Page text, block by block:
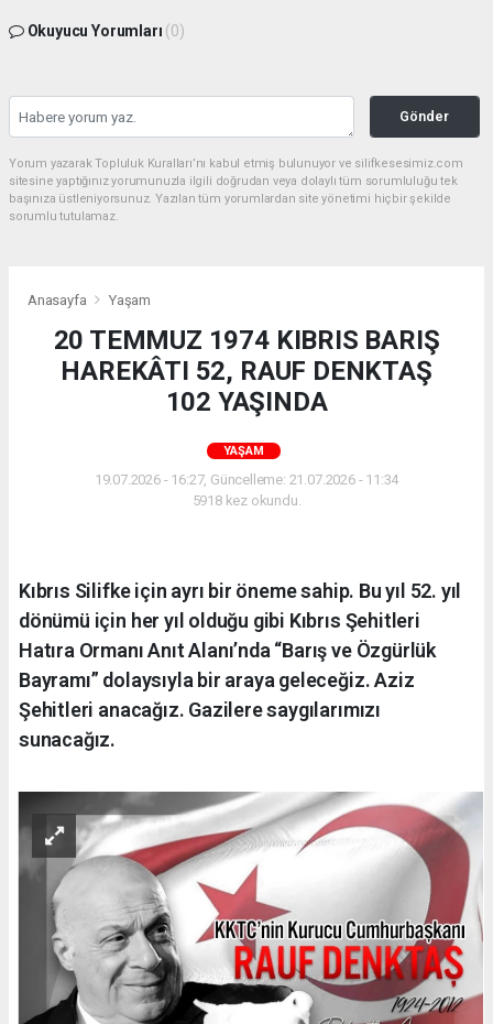
Okuyucu Yorumları (0)
Gönder
Yorum yazarak Topluluk Kuralları’nı kabul etmiş bulunuyor ve silifkesesimiz.com
sitesine yaptığınız yorumunuzla ilgili doğrudan veya dolaylı tüm sorumluluğu tek
başınıza üstleniyorsunuz. Yazılan tüm yorumlardan site yönetimi hiçbir şekilde
sorumlu tutulamaz.
Anasayfa Yaşam
20 TEMMUZ 1974 KIBRIS BARIŞ
HAREKÂTI 52, RAUF DENKTAŞ
102 YAŞINDA
YAŞAM
19.07.2026 - 16:27, Güncelleme: 21.07.2026 - 11:34
5918 kez okundu.
Kıbrıs Silifke için ayrı bir öneme sahip. Bu yıl 52. yıl
dönümü için her yıl olduğu gibi Kıbrıs Şehitleri
Hatıra Ormanı Anıt Alanı’nda “Barış ve Özgürlük
Bayramı” dolaysıyla bir araya geleceğiz. Aziz
Şehitleri anacağız. Gazilere saygılarımızı
sunacağız.